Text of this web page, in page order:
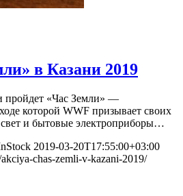
в Казани 2019
пройдет «Час Земли» —
которой WWF призывает своих
и бытовые электроприборы…
2019-03-20T17:55:00+03:00
chas-zemli-v-kazani-2019/